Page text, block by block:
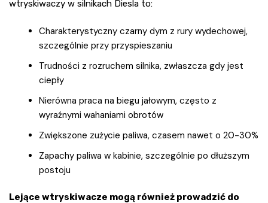
wtryskiwaczy w silnikach Diesla to:
Charakterystyczny czarny dym z rury wydechowej,
szczególnie przy przyspieszaniu
Trudności z rozruchem silnika, zwłaszcza gdy jest
ciepły
Nierówna praca na biegu jałowym, często z
wyraźnymi wahaniami obrotów
Zwiększone zużycie paliwa, czasem nawet o 20-30%
Zapachy paliwa w kabinie, szczególnie po dłuższym
postoju
Lejące wtryskiwacze mogą również prowadzić do